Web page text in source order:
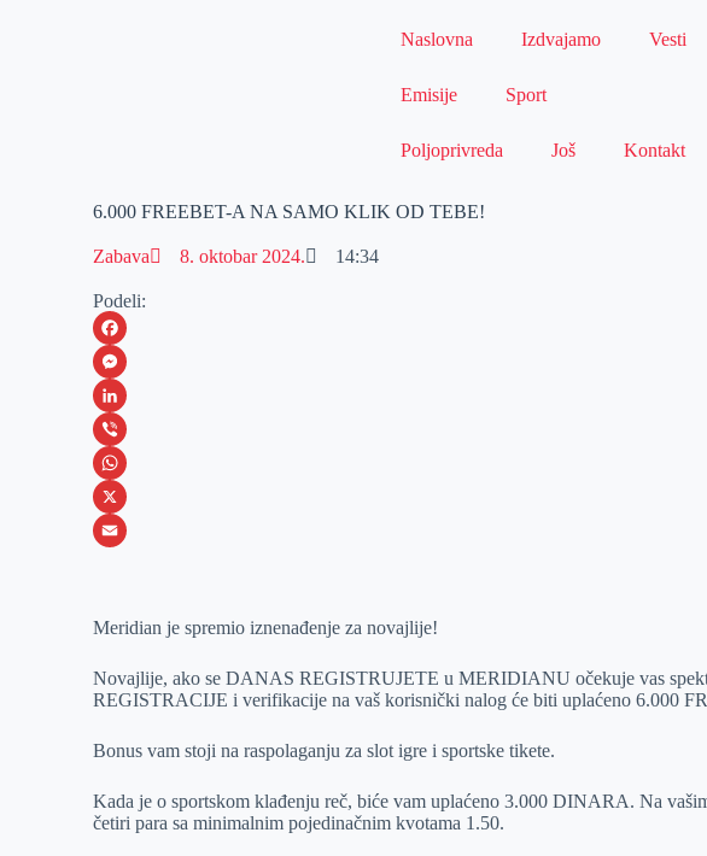
Naslovna Izdvajamo Vesti
Emisije Sport
Poljoprivreda Još Kontakt
6.000 FREEBET-A NA SAMO KLIK OD TEBE!
Zabava 8. oktobar 2024. 14:34
Podeli:
F
a
c
e
b
o
M
e
s
s
e
e
L
i
n
k
I
V
i
b
W
h
s
p
X
a
l
Meridian je spremio iznenađenje za novajlije!
Novajlije, ako se DANAS REGISTRUJETE u MERIDIANU očekuje vas
REGISTRACIJE i verifikacije na vaš korisnički nalog će biti uplaćeno 6.000
Bonus vam stoji na raspolaganju za slot igre i sportske tikete.
Kada je o sportskom klađenju reč, biće vam uplaćeno 3.000 DINARA. Na
četiri para sa minimalnim pojedinačnim kvotama 1.50.